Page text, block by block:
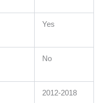
Yes
No
2012-2018